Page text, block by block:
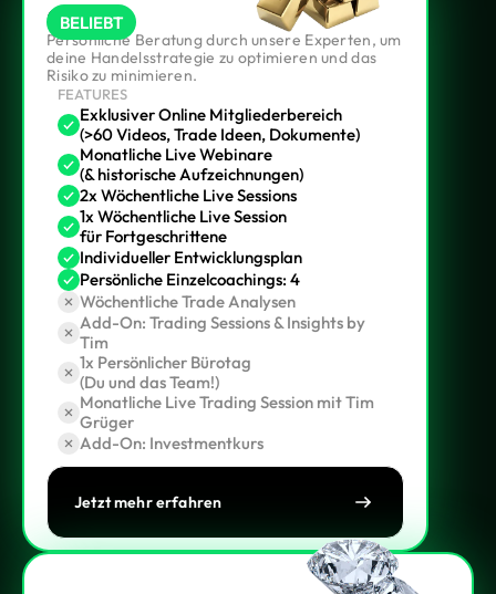
Gold
Persönliche Beratung durch unsere Experten, um
deine Handelsstrategie zu optimieren und das
Risiko zu minimieren.
FEATURES
Exklusiver Online Mitgliederbereich
(>60 Videos, Trade Ideen, Dokumente)
Monatliche Live Webinare
(& historische Aufzeichnungen)
2x Wöchentliche Live Sessions
1x Wöchentliche Live Session
für Fortgeschrittene
Individueller Entwicklungsplan
Persönliche Einzelcoachings: 4
Wöchentliche Trade Analysen
Add-On: Trading Sessions & Insights by
Tim
1x Persönlicher Bürotag
(Du und das Team!)
Monatliche Live Trading Session mit Tim
Grüger
Add-On: Investmentkurs
Jetzt mehr erfahren
BELIEBT